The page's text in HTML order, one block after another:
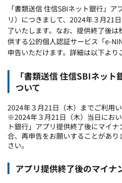
「書類送信 住信SBIネット銀行」
リ）につきまして、2024年３月21
了いたします。なお、提供終了後
供する公的個人認証サービス「e-
申告いただけます。詳細は以下より
「書類送信 住信SBIネッ
ついて
2024年３月21日（木）までご利用い
※2024年３月21日（木）当日にお
ト銀行」アプリ提供終了後にマイ
合、再申告をお願いすることがあ
さい。
アプリ提供終了後のマイナ